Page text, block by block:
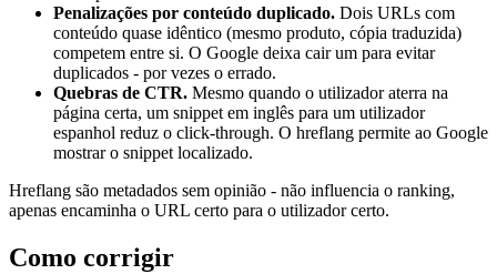
Penalizações por conteúdo duplicado. Dois URLs com
conteúdo quase idêntico (mesmo produto, cópia traduzida)
competem entre si. O Google deixa cair um para evitar
duplicados - por vezes o errado.
Quebras de CTR. Mesmo quando o utilizador aterra na
página certa, um snippet em inglês para um utilizador
espanhol reduz o click-through. O hreflang permite ao Google
mostrar o snippet localizado.
Hreflang são metadados sem opinião - não influencia o ranking,
apenas encaminha o URL certo para o utilizador certo.
Como corrigir